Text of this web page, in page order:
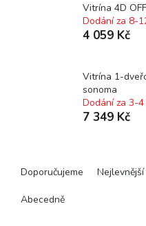
Vitrína 4D
Dodání za 8-
4 059 Kč
Vitrína 1-
sonoma
Dodání za 3-
7 349 Kč
Doporučujeme Nejlevnější
Abecedně